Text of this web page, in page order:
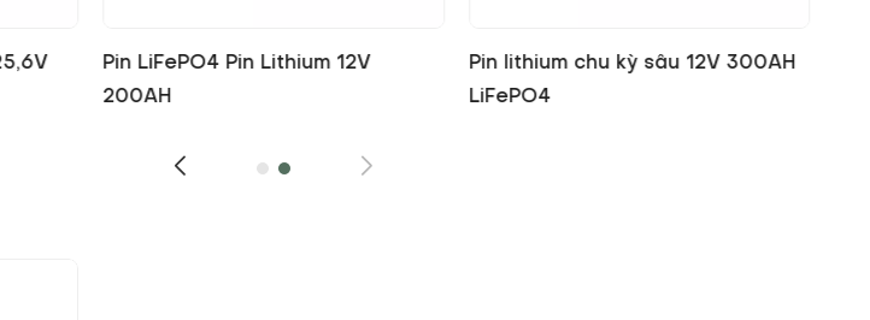
Nhà sản xuất pin LiFePO4 25,6V
100Ah Pin Lithium
Pin LiFePO4 Pin Lithium 12V
200AH